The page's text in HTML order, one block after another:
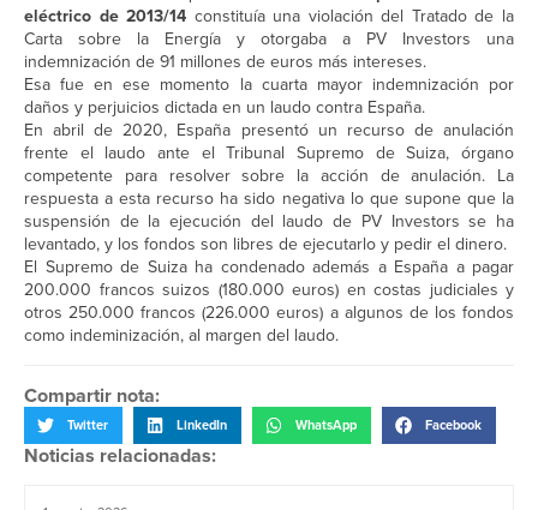
eléctrico de 2013/14 constituía una violación del Tratado de la
Carta sobre la Energía y otorgaba a PV Investors una
indemnización de 91 millones de euros más intereses.
Esa fue en ese momento la cuarta mayor indemnización por
daños y perjuicios dictada en un laudo contra España.
En abril de 2020, España presentó un recurso de anulación
frente el laudo ante el Tribunal Supremo de Suiza, órgano
competente para resolver sobre la acción de anulación. La
respuesta a esta recurso ha sido negativa lo que supone que la
suspensión de la ejecución del laudo de PV Investors se ha
levantado, y los fondos son libres de ejecutarlo y pedir el dinero.
El Supremo de Suiza ha condenado además a España a pagar
200.000 francos suizos (180.000 euros) en costas judiciales y
otros 250.000 francos (226.000 euros) a algunos de los fondos
como indeminización, al margen del laudo.
Compartir nota:
Twitter LinkedIn WhatsApp Facebook
Noticias relacionadas: